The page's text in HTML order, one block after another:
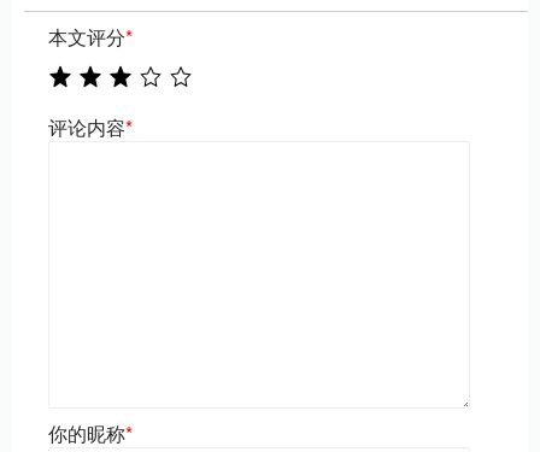
本文评分*
评论内容*
你的昵称*